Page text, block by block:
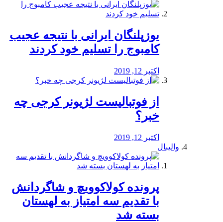
یوزپلنگان ایرانی با نتیجه عجیب
کامبوج را تسلیم خود کردند
اکتبر 12, 2019
از فوتبالیست لژیونر کرجی چه
خبر؟
اکتبر 12, 2019
والیبال
پرونده کولاکوویچ و شاگردانش
با تقدیم سه امتیاز به لهستان
بسته شد